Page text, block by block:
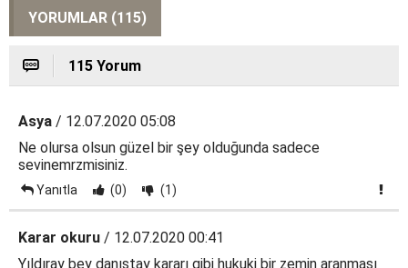
YORUMLAR (115)
115 Yorum
Asya / 12.07.2020 05:08
Ne olursa olsun güzel bir şey olduğunda sadece
sevinemrzmisiniz.
Yanıtla (0) (1)
Karar okuru / 12.07.2020 00:41
Yıldıray bey danıştay kararı gibi hukuki bir zemin aranması